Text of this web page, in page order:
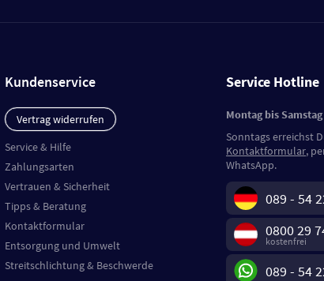
Kundenservice
Vertrag widerrufen
Service & Hilfe
Zahlungsarten
Vertrauen & Sicherheit
Tipps & Beratung
Kontaktformular
Entsorgung und Umwelt
Streitschlichtung & Beschwerde
Service Hotline
Montag bis
Sonntags erreichst
Kontaktformular,
WhatsApp.
089 - 54
0800 29
kostenfrei
089 - 54